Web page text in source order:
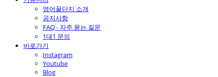
영어꿀단지 소개
공지사항
FAQ - 자주 묻는 질문
1대1 문의
바로가기
Instagram
Youtube
Blog